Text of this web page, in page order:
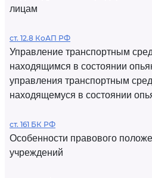
лицам
ст. 12.8 КоАП РФ
Управление транспортным
находящимся в состоянии
управления транспортным
находящемуся в состоянии
ст. 161 БК РФ
Особенности правового
учреждений